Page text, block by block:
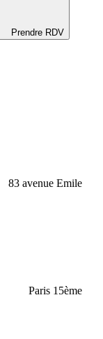
Prendre RDV
83 avenue Emile
Paris 15ème